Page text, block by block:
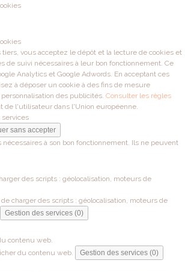
tiers, vous acceptez le dépôt et la lecture de cookies et
de suivi nécessaires à leur bon fonctionnement. Ce
Analytics et Google Adwords. En acceptant ces
à déposer un cookie à des fins de mesure
des publicités. Consulter les règles
de l'utilisateur dans l'Union européenne.
services
sans accepter
à son bon fonctionnement. Ils ne peuvent
des scripts : géolocalisation, moteurs de
charger des scripts : géolocalisation, moteurs de
Gestion des services (0)
contenu web.
du contenu web.
Gestion des services (0)